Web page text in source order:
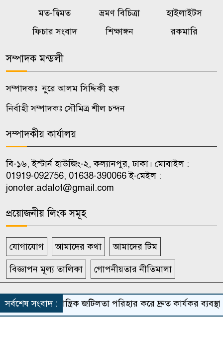
আসবে ১ কোটি ৬০ লাখ পরিবার
৮
আওয়ামী লীগের আমলে অর্থ
লোপাট হওয়ায় বিপাকে ২ কোটি
শিক্ষার্থীদের জরুরি স্বাস্থ্যসেবায়
জবিকে অ্যাম্বুলেন্স উপহার দিল
জকসু
মত-দ্বিমত
ভ্রমণ বিচিত্রা
হাইলাইটস
ফিচার সংবাদ
শিক্ষাঙ্গন রকমারি
সম্পাদক মন্ডলী
সম্পাদকঃ নুরে আলম সিদ্দিকী হক
নির্বাহী সম্পাদকঃ সৌমিত্র শীল চন্দন
সম্পাদকীয় কার্যালয়
বি-১৬, ইস্টার্ন হাউজিং-২, কল্যানপুর, ঢাকা। মোবাইল :
01919-092756, 01638-390066 ই-মেইল :
jonoter.adalot@gmail.com
প্রয়োজনীয় লিংক সমূহ
যোগাযোগ আমাদের কথা আমাদের টিম
বিজ্ঞাপন মূল্য তালিকা গোপনীয়তার নীতিমালা
সর্বস্বত্ব সংরক্ষিত দৈনিক জনতার আদালত
Theme Developed BYThemesBazar.Com
সর্বশেষ সংবাদ :
আমলাতান্ত্রিক জটিলতা পরিহার করে দ্রুত কার্যকর ব্যবস্থা